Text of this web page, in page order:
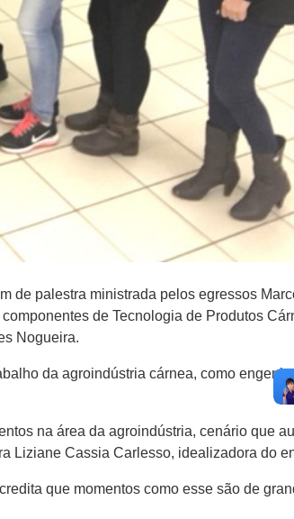
de palestra ministrada pelos egressos
de Tecnologia de ​P​rodutos
Nogueira.
da agroindústria cárnea, como
na área da agroindústria, cenário que
Liziane Cassia Carlesso​,​ idealizadora do
que momentos como esse são de